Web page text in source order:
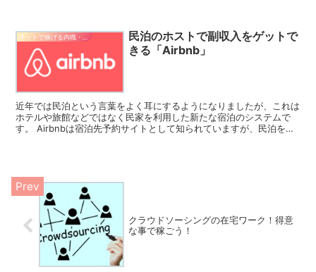
民泊のホストで副収入をゲットで
きる「Airbnb」
近年では民泊という言葉をよく耳にするようになりましたが、これは
ホテルや旅館などではなく民家を利用した新たな宿泊のシステムで
す。 Airbnbは宿泊先予約サイトとして知られていますが、民泊を仲
クラウドソーシングの在宅ワーク！得意
な事で稼ごう！